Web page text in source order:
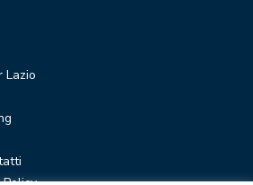
Lazio